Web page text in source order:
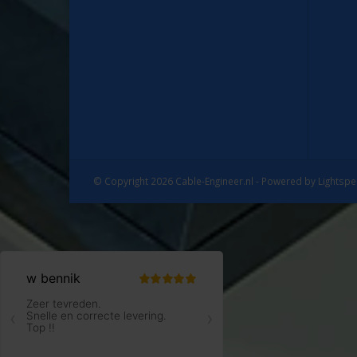
© Copyright 2026 Cable-Engineer.nl - Powered by